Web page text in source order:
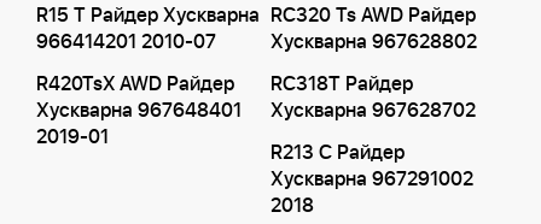
R15 T Райдер Хускварна
966414201 2010-07
RC320 Ts AWD Райдер
Хускварна 967628802
R420TsX AWD Райдер
Хускварна 967648401
2019-01
RC318T Райдер
Хускварна 967628702
R213 C Райдер
Хускварна 967291002
2018